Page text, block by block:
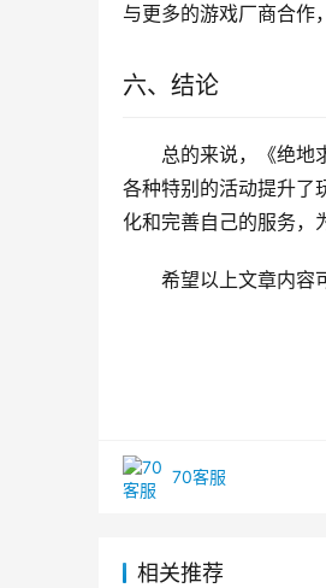
与更多的游戏厂商合作
六、结论
总的来说，《绝地
各种特别的活动提升了
化和完善自己的服务，
希望以上文章内容
70客服
相关推荐